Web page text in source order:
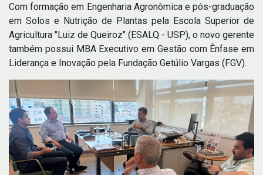
Com formação em Engenharia Agronômica e pós-graduação
em Solos e Nutrição de Plantas pela Escola Superior de
Agricultura "Luiz de Queiroz" (ESALQ - USP), o novo gerente
também possui MBA Executivo em Gestão com Ênfase em
Liderança e Inovação pela Fundação Getúlio Vargas (FGV).